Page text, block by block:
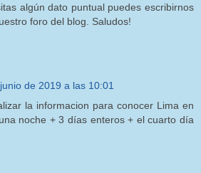
algún dato puntual puedes escribirnos
foro del blog. Saludos!
de 2019 a las 10:01
la informacion para conocer Lima en
noche + 3 días enteros + el cuarto día